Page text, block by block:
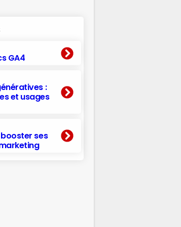
GA4
:
et usages
ses